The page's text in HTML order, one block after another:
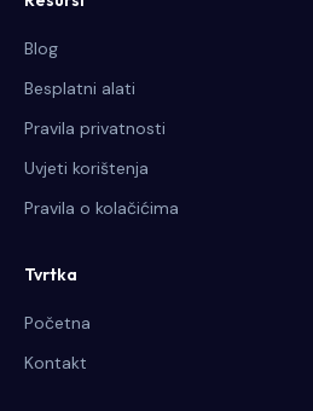
Blog
Besplatni alati
Pravila privatnosti
Uvjeti korištenja
Pravila o kolačićima
Tvrtka
Početna
Kontakt